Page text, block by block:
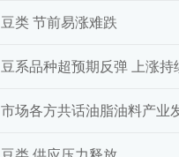
豆类 节前易涨难跌
豆系品种超预期反弹 上涨持
市场各方共话油脂油料产业